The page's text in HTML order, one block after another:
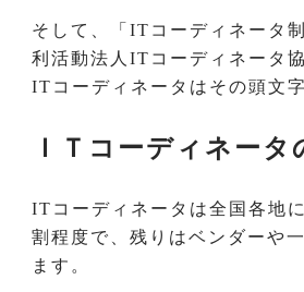
そして、「ITコーディネータ
利活動法人ITコーディネータ
ITコーディネータはその頭文
ＩＴコーディネータ
ITコーディネータは全国各地
割程度で、残りはベンダーや
ます。